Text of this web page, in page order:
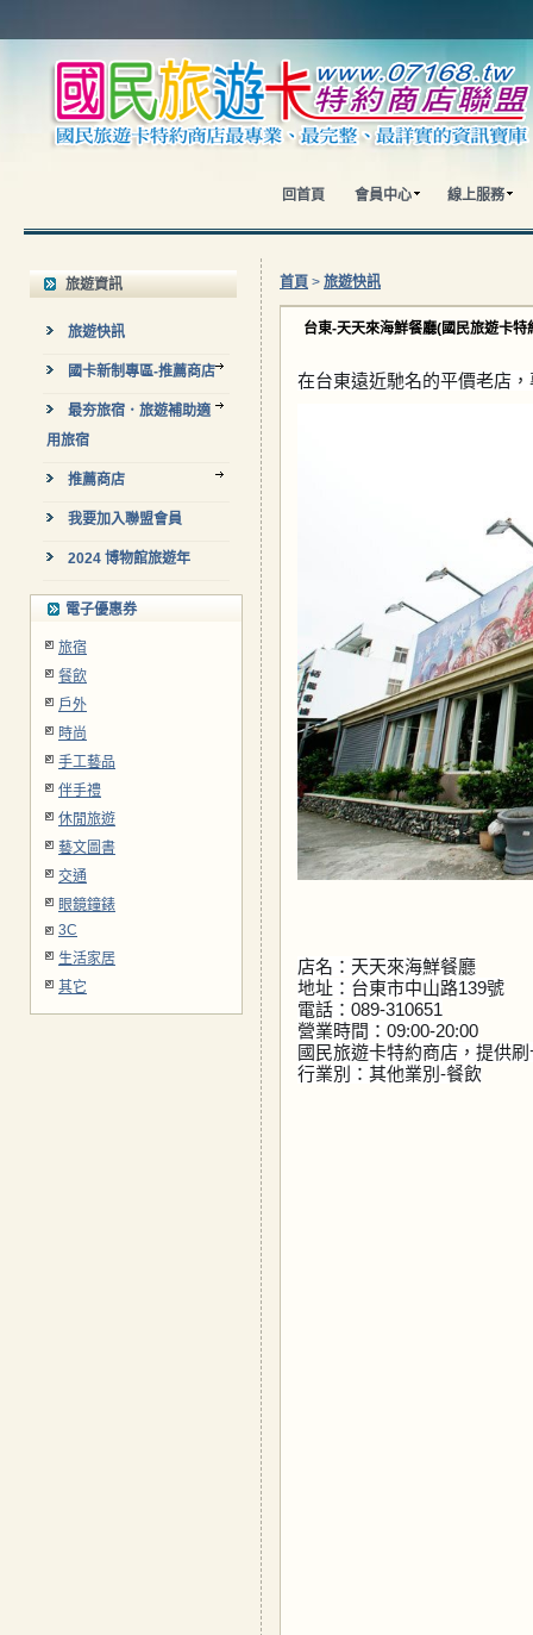
回首頁 會員中心 線上服務
旅遊資訊
旅遊快訊
國卡新制專區-推薦商店
最夯旅宿．旅遊補助適
用旅宿
推薦商店
我要加入聯盟會員
2024 博物館旅遊年
電子優惠券
旅宿
餐飲
戶外
時尚
手工藝品
伴手禮
休閒旅遊
藝文圖書
交通
眼鏡鐘錶
3C
生活家居
其它
首頁 > 旅遊快訊
台東-天天來海鮮餐廳(國民旅遊卡特
在台東遠近馳名的平價老店
店名：天天來海鮮餐廳
地址：台東市中山路139號
電話：089-310651
營業時間：09:00-20:00
國民旅遊卡特約商店，提供
行業別：其他業別-餐飲